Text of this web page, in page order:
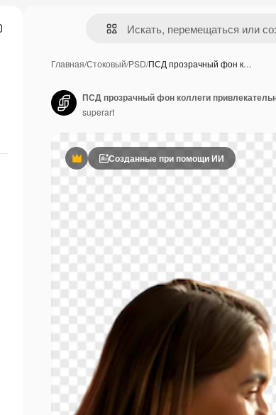
Главная/Стоковый/PSD/ПСД прозрачный фон к…
ПремиумСозданные при помощи ИИ
superart